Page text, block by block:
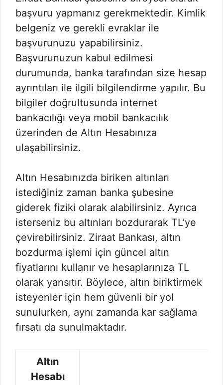
başvuru yapmanız gerekmektedir. Kimlik
belgeniz ve gerekli evraklar ile
başvurunuzu yapabilirsiniz.
Başvurunuzun kabul edilmesi
durumunda, banka tarafından size hesap
ayrıntıları ile ilgili bilgilendirme yapılır. Bu
bilgiler doğrultusunda internet
bankacılığı veya mobil bankacılık
üzerinden de Altın Hesabınıza
ulaşabilirsiniz.
Altın Hesabınızda biriken altınları
istediğiniz zaman banka şubesine
giderek fiziki olarak alabilirsiniz. Ayrıca
isterseniz bu altınları bozdurarak TL’ye
çevirebilirsiniz. Ziraat Bankası, altın
bozdurma işlemi için güncel altın
fiyatlarını kullanır ve hesaplarınıza TL
olarak yansıtır. Böylece, altın biriktirmek
isteyenler için hem güvenli bir yol
sunulurken, aynı zamanda kar sağlama
fırsatı da sunulmaktadır.
Altın
Hesabı